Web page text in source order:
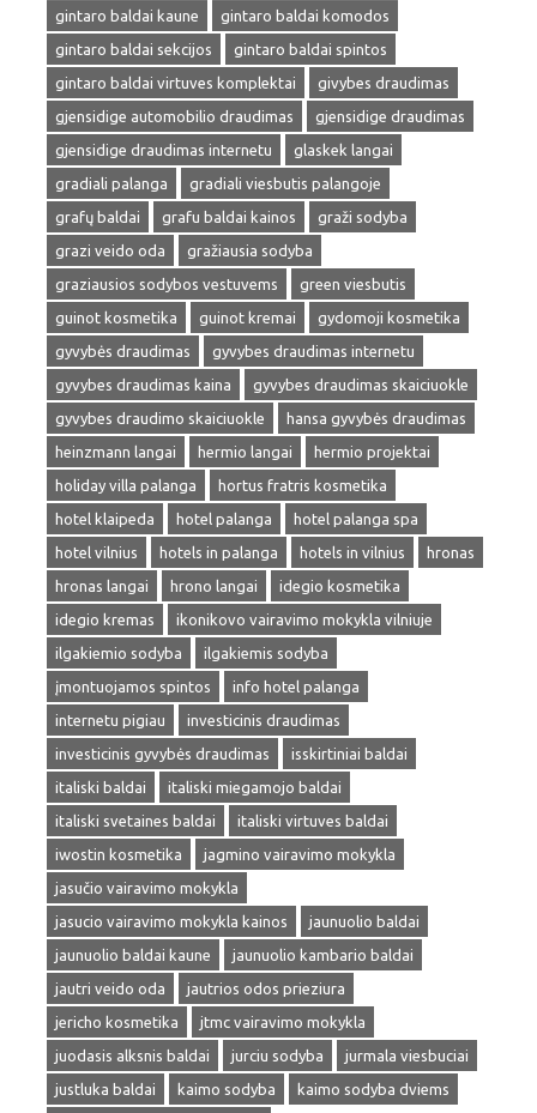
gintaro baldai kaune
gintaro baldai komodos
gintaro baldai sekcijos
gintaro baldai spintos
gintaro baldai virtuves komplektai
givybes draudimas
gjensidige automobilio draudimas
gjensidige draudimas
gjensidige draudimas internetu
glaskek langai
gradiali palanga
gradiali viesbutis palangoje
grafų baldai
grafu baldai kainos
graži sodyba
grazi veido oda
gražiausia sodyba
graziausios sodybos vestuvems
green viesbutis
guinot kosmetika
guinot kremai
gydomoji kosmetika
gyvybės draudimas
gyvybes draudimas internetu
gyvybes draudimas kaina
gyvybes draudimas skaiciuokle
gyvybes draudimo skaiciuokle
hansa gyvybės draudimas
heinzmann langai
hermio langai
hermio projektai
holiday villa palanga
hortus fratris kosmetika
hotel klaipeda
hotel palanga
hotel palanga spa
hotel vilnius
hotels in palanga hotels in vilnius
hronas
hronas langai
hrono langai
idegio kosmetika
idegio kremas
ikonikovo vairavimo mokykla vilniuje
ilgakiemio sodyba
ilgakiemis sodyba
įmontuojamos spintos
info hotel palanga
internetu pigiau
investicinis draudimas
investicinis gyvybės draudimas
isskirtiniai baldai
italiski baldai
italiski miegamojo baldai
italiski svetaines baldai
italiski virtuves baldai
iwostin kosmetika
jagmino vairavimo mokykla
jasučio vairavimo mokykla
jasucio vairavimo mokykla kainos
jaunuolio baldai
jaunuolio baldai kaune
jaunuolio kambario baldai
jautri veido oda
jautrios odos prieziura
jericho kosmetika
jtmc vairavimo mokykla
juodasis alksnis baldai
jurciu sodyba
jurmala viesbuciai
justluka baldai
kaimo sodyba
kaimo sodyba dviems